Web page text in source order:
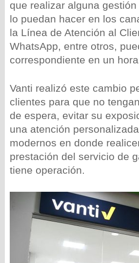
que realizar alguna
lo puedan hacer en los
la Línea de Atención al
WhatsApp, entre otros,
correspondiente en un
Vanti realizó este cambio
clientes para que no
de espera, evitar su
una atención
modernos en donde
prestación del servicio de
tiene operación.
wp-
wp-